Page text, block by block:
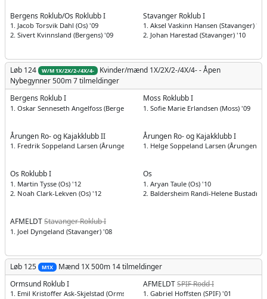
Bergens Roklub/Os Roklubb I
1. Jacob Torsvik Dahl (Os) '09
2. Sivert Kvinnsland (Bergens) '09
Stavanger Roklub I
1. Aksel Vaskinn Hansen (Stavanger) '09
2. Johan Harestad (Stavanger) '10
Løb 124 W/M 1X/2X/2-/4X/4- Kvinder/mænd 1X/2X/2-/4X/4- - Åpen
Nybegynner 500m7 tilmeldinger
Bergens Roklub I
1. Oskar Senneseth Angelfoss (Bergens) '12
Moss Roklubb I
1. Sofie Marie Erlandsen (Moss) '09
Årungen Ro- og Kajakklubb II
1. Fredrik Soppeland Larsen (Årungen) '08
Årungen Ro- og Kajakklubb I
1. Helge Soppeland Larsen (Årungen)
Os Roklubb I
1. Martin Tysse (Os) '12
2. Noah Clark-Lekven (Os) '12
Os
1. Aryan Taule (Os) '10
2. Baldersheim Randi-Helene Bustadmo
AFMELDTStavanger Roklub I
1. Joel Dyngeland (Stavanger) '08
Løb 125 M1X Mænd 1X 500m 14 tilmeldinger
Ormsund Roklub I
1. Emil Kristoffer Ask-Skjelstad (Ormsund) '94
AFMELDTSPIF Rodd I
1. Gabriel Hoffsten (SPIF) '01